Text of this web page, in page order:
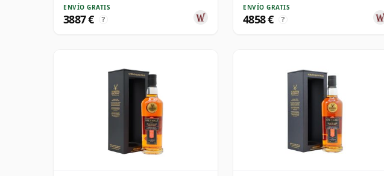
ENVÍO GRATIS
3887 € ?
ENVÍO GRATIS
4858 € ?